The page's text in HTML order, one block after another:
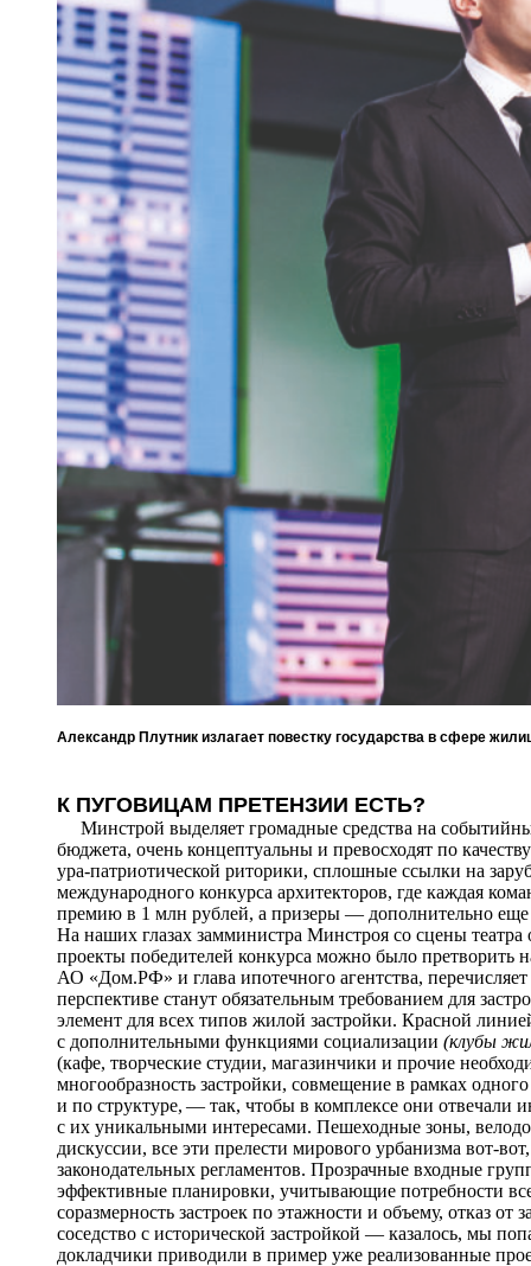
Александр Плутник излагает повестку государства в сфере
К ПУГОВИЦАМ ПРЕТЕНЗИИ ЕСТЬ?
Минстрой выделяет громадные средства на
бюджета, очень концептуальны и превосходят по
ура-патриотической риторики, сплошные ссылки на
международного конкурса архитекторов, где каждая
премию в 1 млн рублей, а призеры — дополнительно еще
На наших глазах замминистра Минстроя со сцены театра
проекты победителей конкурса можно было претворить
АО «Дом.РФ» и глава ипотечного агентства,
перспективе станут обязательным требованием для
элемент для всех типов жилой застройки. Красной
с дополнительными функциями социализации (клубы
(кафе, творческие студии, магазинчики и прочие
многообразность застройки, совмещение в рамках
и по структуре, — так, чтобы в комплексе они отвечали
с их уникальными интересами. Пешеходные зоны,
дискуссии, все эти прелести мирового урбанизма вот-
законодательных регламентов. Прозрачные входные
эффективные планировки, учитывающие потребности
соразмерность застроек по этажности и объему, отказ
соседство с исторической застройкой — казалось, мы
докладчики приводили в пример уже реализованные